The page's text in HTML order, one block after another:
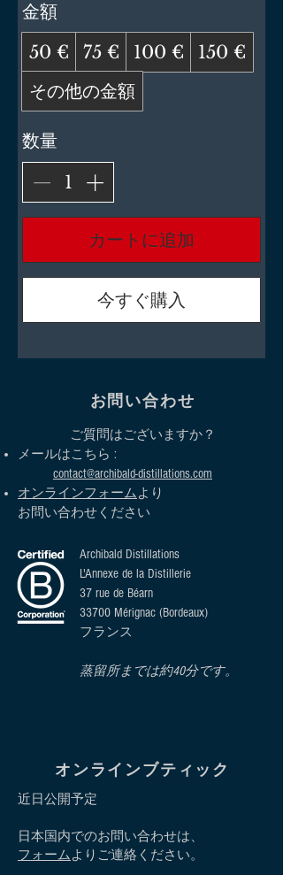
金額
50 €
75 € 100 €
150 €
その他の金額
数量
カートに追加
今すぐ購入
お問い合わせ
ご質問はございますか？
メールはこちら :
contact@archibald-distillations.com
オンラインフォームより
お問い合わせください
Archibald Distillations
L'Annexe de la Distillerie
37 rue de Béarn
33700 Mérignac (Bordeaux)
フランス
蒸留所までは約40分です。
オンラインブティック
近日公開予定
日本国内でのお問い合わせは、
フォームよりご連絡ください。